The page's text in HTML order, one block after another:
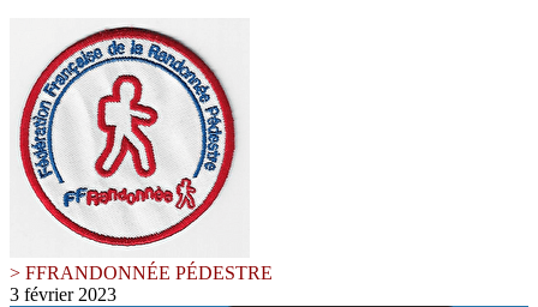
> FFRANDONNÉE PÉDESTRE
3 février 2023